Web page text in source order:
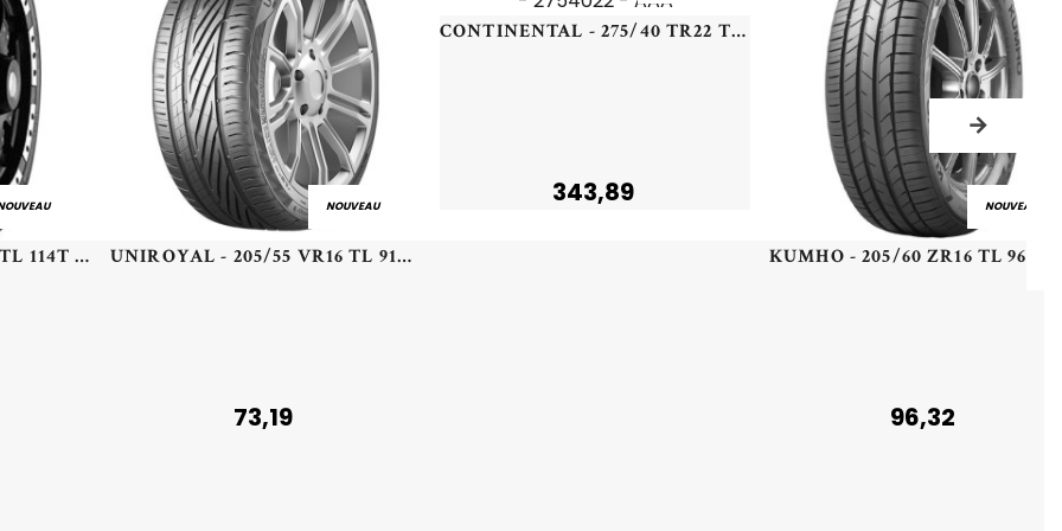
UNIGRIP - 245/70 TR17 TL 114T UNIGRIP LATERAL FORCE A/T - 2457017 - ECB
NOUVEAU
UNIROYAL - 205/55 VR16 TL 91V UN RAINSPORT 5 - 2055516 - CAB
73,19
CONTINENTAL - 275/40 TR22 TL 111T CO ECO CONT 7 MO-V HL - 2754022 - AAA
343,89 NOUVEAU
96,32